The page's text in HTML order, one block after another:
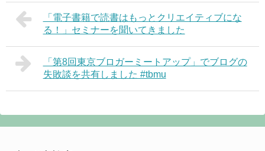
「電子書籍で読書はもっとクリエイティブにな
る！」セミナーを聞いてきました
「第8回東京ブロガーミートアップ」でブログの
失敗談を共有しました #tbmu